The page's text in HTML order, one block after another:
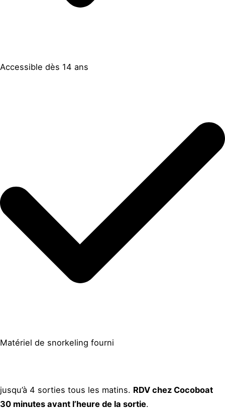
Accessible dès 14 ans
Matériel de snorkeling fourni
jusqu’à 4 sorties tous les matins. RDV chez Cocoboat
30 minutes avant l’heure de la sortie.